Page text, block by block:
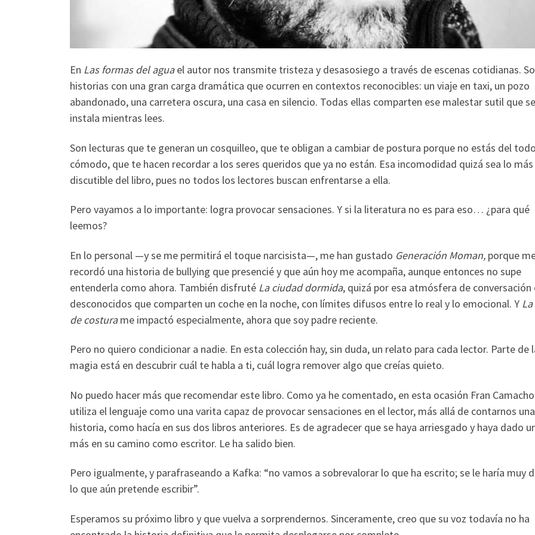
En Las formas del aguael autor nos transmite tristeza y desasosiego a través de escenas cotidianas.
historias con una gran carga dramática que ocurren en contextos reconocibles: un viaje en taxi, un pozo
abandonado, una carretera oscura, una casa en silencio. Todas ellas comparten ese malestar sutil que se
instala mientras lees.
Son lecturas que te generan un cosquilleo, que te obligan a cambiar de postura porque no estás del todo
cómodo, que te hacen recordar a los seres queridos que ya no están. Esa incomodidad quizá sea lo más
discutible del libro, pues no todos los lectores buscan enfrentarse a ella.
Pero vayamos a lo importante: logra provocar sensaciones. Y si la literatura no es para eso… ¿para qué
leemos?
En lo personal —y se me permitirá el toque narcisista—, me han gustado Generación Moman, porque
recordó una historia de bullying que presencié y que aún hoy me acompaña, aunque entonces no supe
entenderla como ahora. También disfruté La ciudad dormida, quizá por esa atmósfera de conversación
desconocidos que comparten un coche en la noche, con límites difusos entre lo real y lo emocional. Y
de costurame impactó especialmente, ahora que soy padre reciente.
Pero no quiero condicionar a nadie. En esta colección hay, sin duda, un relato para cada lector. Parte de
magia está en descubrir cuál te habla a ti, cuál logra remover algo que creías quieto.
No puedo hacer más que recomendar este libro. Como ya he comentado, en esta ocasión Fran Camacho
utiliza el lenguaje como una varita capaz de provocar sensaciones en el lector, más allá de contarnos una
historia, como hacía en sus dos libros anteriores. Es de agradecer que se haya arriesgado y haya dado
más en su camino como escritor. Le ha salido bien.
Pero igualmente, y parafraseando a Kafka: “no vamos a sobrevalorar lo que ha escrito; se le haría muy
lo que aún pretende escribir”.
Esperamos su próximo libro y que vuelva a sorprendernos. Sinceramente, creo que su voz todavía no ha